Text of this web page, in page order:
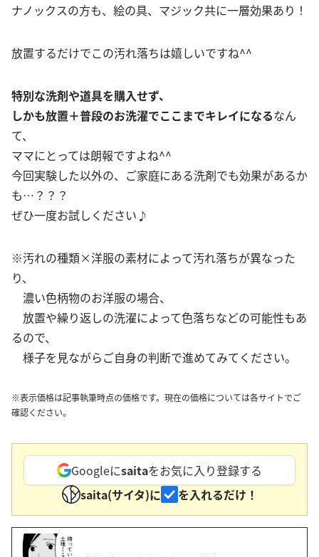
ナノックスの方も、絵の具、マジック共に一層効果あり！
放置するだけでこの汚れ落ちは嬉しいですね^^
特別な洗剤や道具を購入せず、
しかも放置＋普段のお洗濯でここまでキレイになるなん
て、
ママにとっては朗報ですよね^^
今回実験した以外の、ご家庭にある洗剤でも効果があるか
も…？？？
ぜひ一度お試しください♪
※汚れの種類×洋服の素材によって汚れ落ちが異なった
り、
濃い色柄物のお洋服の場合、
放置や繰り返しの洗濯によって色落ちなどの可能性もあ
るので、
様子を見ながらご自身の判断で進めてみてください。
※表示価格は記事執筆時点の価格です。現在の価格については各サイトでご
確認ください。
Googleにsaitaをお気に入り登録する
saita(サイタ)に
を入れるだけ！